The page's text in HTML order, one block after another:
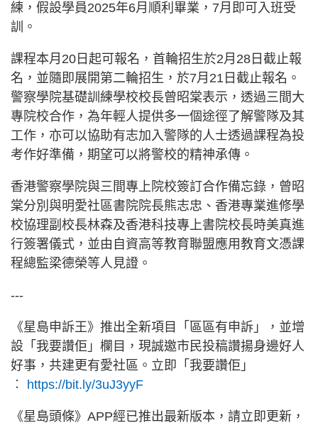
練，假設學員2025年6月順利畢業，7月即可入班受
訓。
課程本月20日起可報名，首輪招生於2月28日截止報
名，並隨即展開第二輪招生，於7月21日截止報名。
警察學院基礎訓練學校校長曾昭棠表示，透過三間大
專院校合作，為年輕人提供多一個途徑了解警隊及其
工作，亦可以協助有志加入警隊的人士透過課程為投
考作好準備，期望可以將警校的精神承傳。
香港警察學院與三間專上院校簽訂合作備忘錄，曾昭
棠分別與明愛社區書院院長熊志忠、香港專業進修學
校協理副校長林森及香港科技專上書院校長時美真進
行簽署儀式，並由自資高等教育聯盟應用教育文憑課
程總監梁德榮等人見證。
---
《星島申訴王》推出全新項目「區區有申訴」，並增
設「我要讚佢」欄目，現誠邀市民投稿讚揚身邊好人
好事，共建更有愛社區。立即「我要讚佢」
︰ https://bit.ly/3uJ3yyF
《星島頭條》APP經已推出最新版本，請立即更新，